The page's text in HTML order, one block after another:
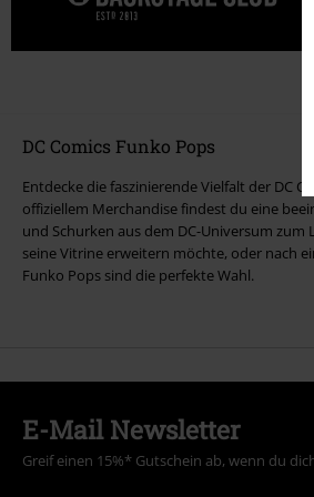
DC Comics Funko Pops
Entdecke die faszinierende Vielfalt der DC
offiziellem Merchandise findest du eine
und Schurken aus dem DC-Universum
seine Vitrine erweitern möchte, oder nach
Funko Pops sind die perfekte Wahl.
E-Mail Newsletter
Greif einen 15%* Gutschein ab, wenn du